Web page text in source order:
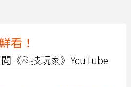
看！
《科技玩家》YouTube